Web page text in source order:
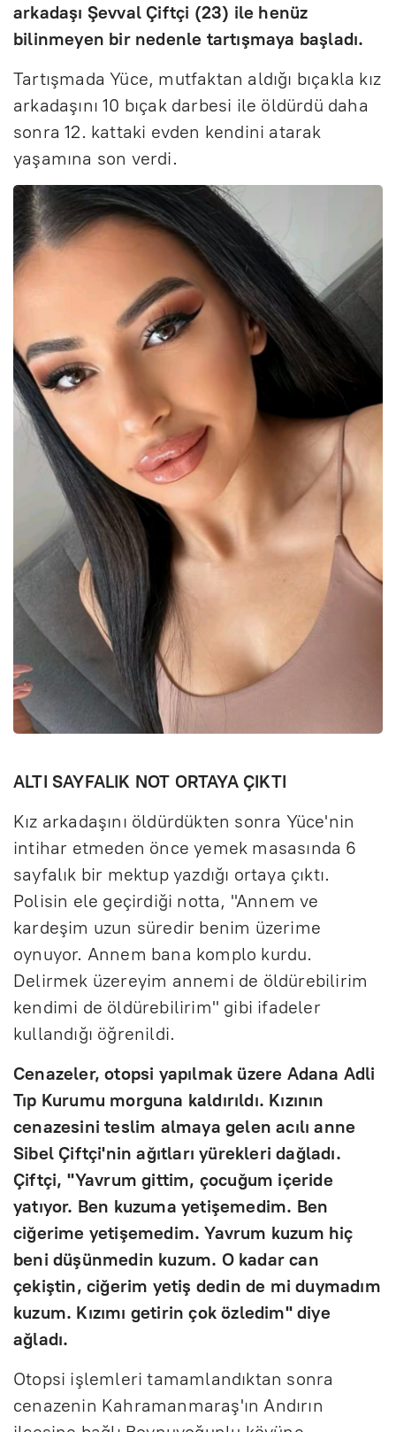
arkadaşı Şevval Çiftçi (23) ile henüz
bilinmeyen bir nedenle tartışmaya başladı.
Tartışmada Yüce, mutfaktan aldığı bıçakla kız
arkadaşını 10 bıçak darbesi ile öldürdü daha
sonra 12. kattaki evden kendini atarak
yaşamına son verdi.
ALTI SAYFALIK NOT ORTAYA ÇIKTI
Kız arkadaşını öldürdükten sonra Yüce'nin
intihar etmeden önce yemek masasında 6
sayfalık bir mektup yazdığı ortaya çıktı.
Polisin ele geçirdiği notta, "Annem ve
kardeşim uzun süredir benim üzerime
oynuyor. Annem bana komplo kurdu.
Delirmek üzereyim annemi de öldürebilirim
kendimi de öldürebilirim" gibi ifadeler
kullandığı öğrenildi.
Cenazeler, otopsi yapılmak üzere Adana Adli
Tıp Kurumu morguna kaldırıldı. Kızının
cenazesini teslim almaya gelen acılı anne
Sibel Çiftçi'nin ağıtları yürekleri dağladı.
Çiftçi, "Yavrum gittim, çocuğum içeride
yatıyor. Ben kuzuma yetişemedim. Ben
ciğerime yetişemedim. Yavrum kuzum hiç
beni düşünmedin kuzum. O kadar can
çekiştin, ciğerim yetiş dedin de mi duymadım
kuzum. Kızımı getirin çok özledim" diye
ağladı.
Otopsi işlemleri tamamlandıktan sonra
cenazenin Kahramanmaraş'ın Andırın